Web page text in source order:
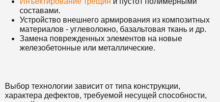
составами.
Устройство внешнего армирования из композитных
материалов - углеволокно, базальтовая ткань и др.
Замена поврежденных элементов на новые
железобетонные или металлические.
Выбор технологии зависит от типа конструкции,
характера дефектов, требуемой несущей способности,